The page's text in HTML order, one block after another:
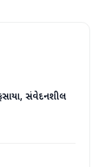
સંવેદનશીલ